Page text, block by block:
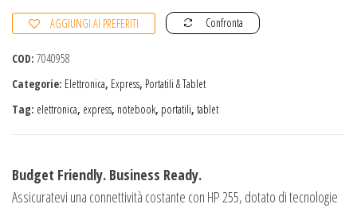
5
AGGIUNGI AI PREFERITI Confronta
COD: 7040958
Categorie: Elettronica, Express, Portatili & Tablet
Tag: elettronica, express, notebook, portatili, tablet
Budget Friendly. Business Ready.
Assicuratevi una connettività costante con HP 255, dotato di tecnologie